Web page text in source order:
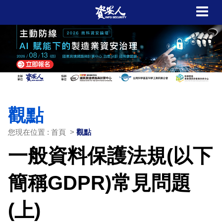
觀點
您現在位置 : 首頁 > 觀點
一般資料保護法規(以下
簡稱GDPR)常見問題
(上)